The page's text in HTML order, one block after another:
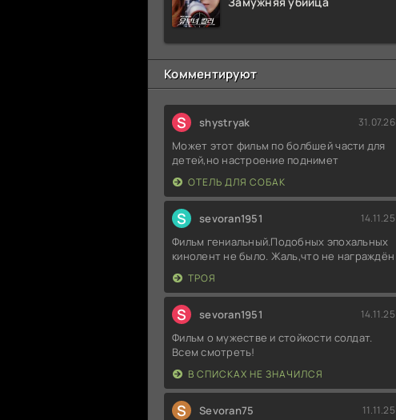
Комментируют
S shystryak 31.07.26
Может этот фильм по болбшей части для
детей,но настроение поднимет
ОТЕЛЬ ДЛЯ СОБАК
S sevoran1951 14.11.25
Фильм гениальный.Подобных эпохальных
кинолент не было. Жаль,что не награждён
ТРОЯ
S sevoran1951 14.11.25
Фильм о мужестве и стойкости солдат.
Всем смотреть!
В СПИСКАХ НЕ ЗНАЧИЛСЯ
S Sevoran75 11.11.25